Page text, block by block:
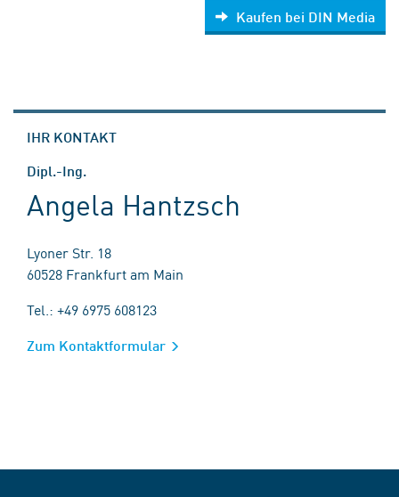
Kaufen bei DIN Media
IHR KONTAKT
Dipl.-Ing.
Angela Hantzsch
Lyoner Str. 18
60528 Frankfurt am Main
Tel.: +49 6975 608123
Zum Kontaktformular